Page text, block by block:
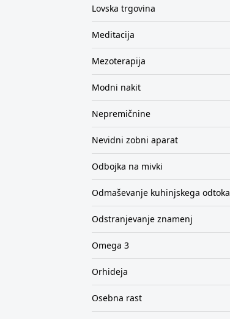
Lovska trgovina
Meditacija
Mezoterapija
Modni nakit
Nepremičnine
Nevidni zobni aparat
Odbojka na mivki
Odmaševanje kuhinjskega odtoka
Odstranjevanje znamenj
Omega 3
Orhideja
Osebna rast